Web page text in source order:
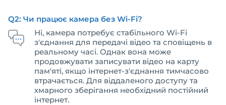
Q2: Чи працює камера без Wi-Fi?
Ні, камера потребує стабільного Wi-Fi
з'єднання для передачі відео та сповіщень в
реальному часі. Однак вона може
продовжувати записувати відео на карту
пам'яті, якщо інтернет-з'єднання тимчасово
втрачається. Для віддаленого доступу та
хмарного зберігання необхідний постійний
інтернет.